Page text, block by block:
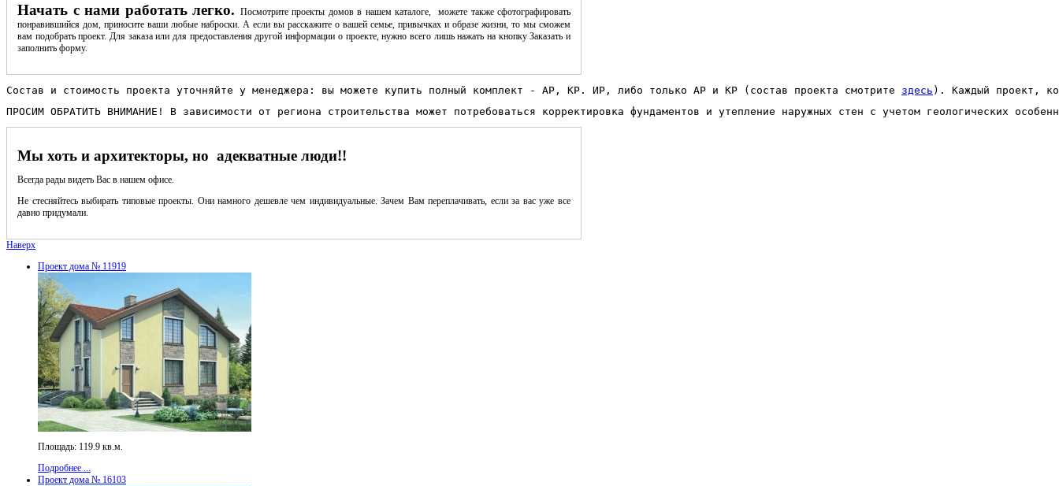
Начать с нами работать легко. Посмотрите проекты домов в нашем каталоге, можете также сфотографировать
понравившийся дом, приносите ваши любые наброски. А если вы расскажите о вашей семье, привычках и образе жизни, то мы сможем
вам подобрать проект. Для заказа или для предоставления другой информации о проекте, нужно всего лишь нажать на кнопку Заказать и
заполнить форму.
Состав и стоимость проекта уточняйте у менеджера: вы можете купить полный комплект - АР, КР. ИР, либо только АР и КР (состав проекта смотрите здесь ). Каждый проект,
ПРОСИМ ОБРАТИТЬ ВНИМАНИЕ! В зависимости от региона строительства может потребоваться корректировка фундаментов и утепление наружных стен с учетом геологических
Мы хоть и архитекторы, но адекватные люди!!
Всегда рады видеть Вас в нашем офисе.
Не стесняйтесь выбирать типовые проекты. Они намного дешевле чем индивидуальные. Зачем Вам переплачивать, если за вас уже все
давно придумали.
Наверх
Проект дома № 11919
Площадь: 119.9 кв.м.
Подробнее ...
Проект дома № 16103